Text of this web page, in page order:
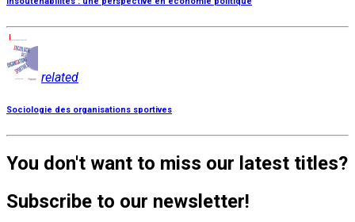
related
Sociologie des organisations sportives
You don't want to miss our latest titles?
Subscribe to our newsletter!